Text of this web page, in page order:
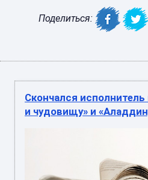
Поделиться:
Скончался
и чудовищу» и